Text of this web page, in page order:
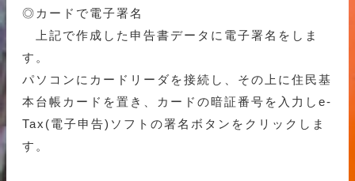
◎カードで電子署名
上記で作成した申告書データに電子署名をしま
す。
パソコンにカードリーダを接続し、その上に住民基
本台帳カードを置き、カードの暗証番号を入力しe-
Tax(電子申告)ソフトの署名ボタンをクリックしま
す。